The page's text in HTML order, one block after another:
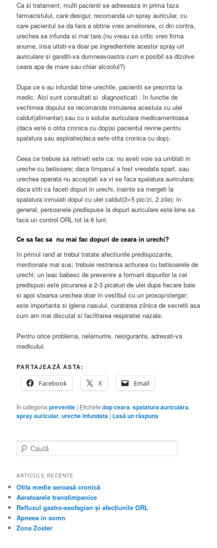
Ca si tratament, multi pacienti se adreseaza in prima faza
farmacistului, care desigur, recomanda un spray auricular, cu
care pacientul se da fara a obtine vreo ameliorare, ci din contra,
urechea se infunda si mai tare.(nu vreau sa critic vreo firma
anume, insa uitati-va doar pe ingredientele acestor spray-uri
auriculare si ganditi-va dumneavoastra cum e posibil sa dizolve
ceara apa de mare sau chiar alcoolul?)
Dupa ce s-au infundat bine urechile, pacientii se prezinta la
medic. Aici sunt consultati si diagnosticati . In functie de
vechimea dopului se recomanda inmuierea acestuia cu ulei
caldut(alimentar),sau cu o solutie auriculara medicamentoasa
(daca este o otita cronica cu dop)si pacientul revine pentru
spalatura sau aspiratie(daca este otita cronica cu dop).
Ceea ce trebuie sa retineti este ca: nu aveti voie sa umblati in
ureche cu betisoare; daca timpanul a fost vreodata spart, sau
urechea operata nu acceptati sa vi se faca spalatura auriculara;
daca stiti ca faceti dopuri in urechi, inainte sa mergeti la
spalatura inmuiati dopul cu ulei caldut(3×5 pic/zi, 2 zile); in
general, persoanele predispuse la dopuri auriculare este bine sa
faca un control ORL tot la 6 luni;
Ce sa fac sa nu mai fac dopuri de ceara in urechi?
In primul rand ar trebui tratate afectiunile predispozante,
mentionate mai sus; trebuie restransa actiunea cu betisoarele de
urechi; un leac babesc de prevenire a formarii dopurilor la cei
predispusi este picurarea a 2-3 picaturi de ulei dupa fiecare baie
si apoi stearsa urechea doar in vestibul cu un prosop/stergar;
este importanta si igiena nasului, curatarea zilnica de secretii asa
cum am mai discutat si facilitarea respiratiei nazale.
Pentru orice problema, nelamurire, nesiguranta, adresati-va
medicului.
PARTAJEAZĂ ASTA:
Facebook
X Email
În categoria preventie | Etichete dop ceara,spalatura auriculara,
spray auricular,ureche infundata | Lasă un răspuns
a
tARTICOLE RECENTE
Otita medie seroasă cronică
Aeratoarele transtimpanice
Refluxul gastro-esofagian şi afecţiunile ORL
Apneea in somn
Zona Zoster